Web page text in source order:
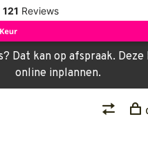
121 Reviews
Dat kan op afspraak.
online inplannen.